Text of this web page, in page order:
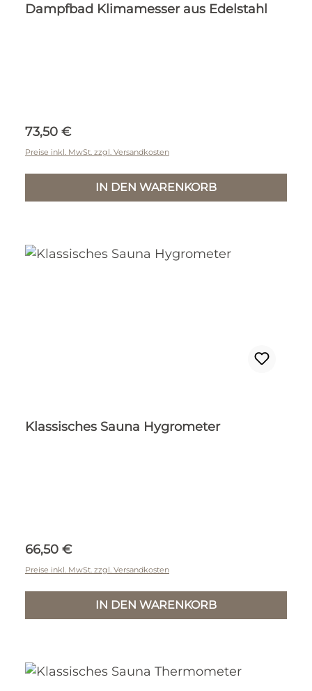
Dampfbad Klimamesser aus Edelstahl
Regulärer Preis:
73,50 €
Preise inkl. MwSt. zzgl. Versandkosten
IN DEN WARENKORB
Klassisches Sauna Hygrometer
Regulärer Preis:
66,50 €
Preise inkl. MwSt. zzgl. Versandkosten
IN DEN WARENKORB